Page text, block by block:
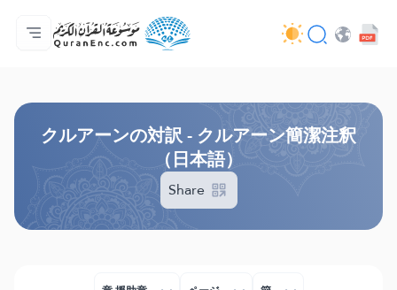
ホーム
対訳の目次
Audio
開発者向け提供サービス - API
事業内容
お問い合わせ
言語
クルアーンの対訳 - クルアーン簡潔注釈
（日本語）
Share